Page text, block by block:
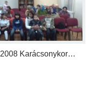
2008 Karácsonykor…